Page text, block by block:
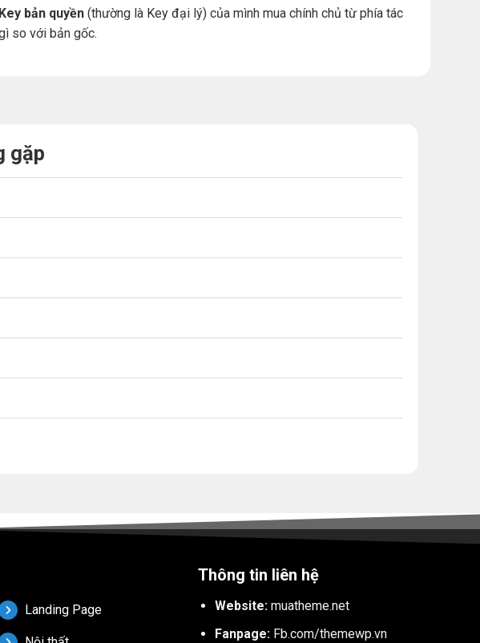
Key bản quyền (thường là Key đại lý) của mình mua chính chủ từ phía tác
so với bản gốc.
gặp
Landing Page
Thông tin liên hệ
Website: muatheme.net
Fanpage: Fb.com/themewp.vn